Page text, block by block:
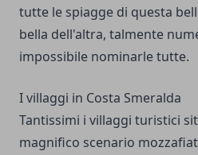
tutte le spiagge di questa
bella dell'altra, talmente
impossibile nominarle tutte.
I villaggi in Costa Smeralda
Tantissimi i villaggi turistici
magnifico scenario